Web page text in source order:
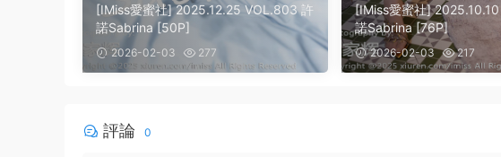
[IMiss愛蜜社] 2025.12.25 VOL.803 許
諾Sabrina [50P]
2026-02-03 277
[IMiss愛蜜社]
諾Sabrina [76P]
2026-02-03 217
評論 0